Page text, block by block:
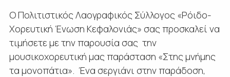
Ο Πολιτιστικός Λαογραφικός Σύλλογος «Ρόιδο-
Χορευτική Ένωση Κεφαλονιάς» σας προσκαλεί να
τιμήσετε με την παρουσία σας την
μουσικοχορευτική μας παράσταση «Στης μνήμης
τα μονοπάτια». Ένα σεργιάνι στην παράδοση,